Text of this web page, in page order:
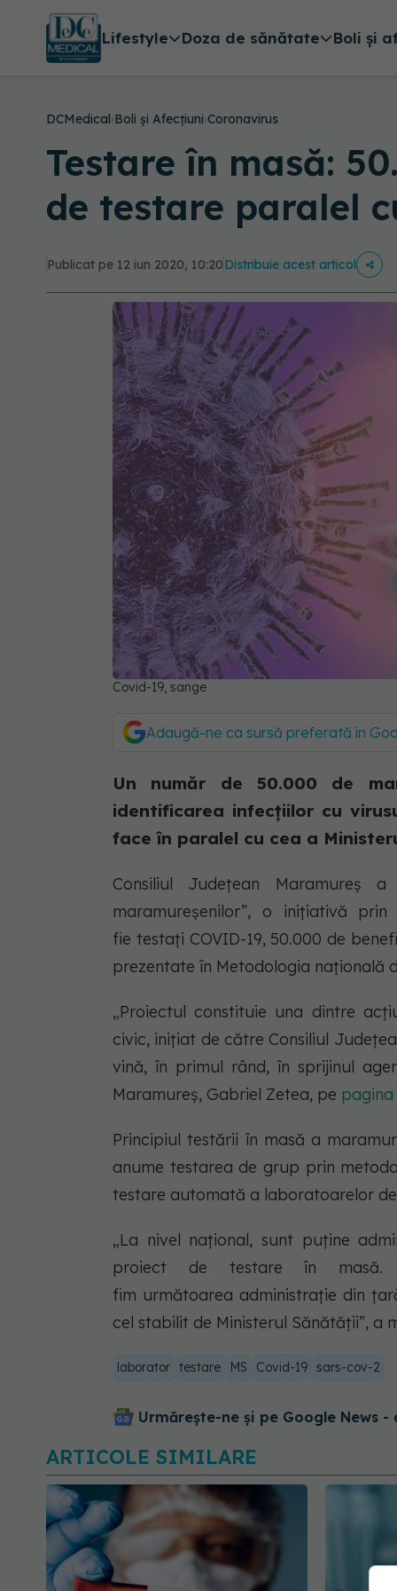
Lifestyle Doza de sănătate Boli și
DCMedical›Boli și Afecțiuni›Coronavirus
Testare în masă:
de testare paralel
Publicat pe 12 iun 2020, 10:20Distribuie acest articol
Covid-19, sange
Adaugă-ne ca sursă preferată în
Un număr de 50.000 de
identificarea infecțiilor cu
face în paralel cu cea a
Consiliul Județean Maramureș
maramureșenilor”, o inițiativă
fie testați COVID-19, 50.000 de
prezentate în Metodologia națională
„Proiectul constituie una dintre
civic, inițiat de către Consiliul
vină, în primul rând, în sprijinul
Maramureș, Gabriel Zetea, pe pagina
Principiul testării în masă a
anume testarea de grup prin
testare automată a laboratoarelor
„La nivel național, sunt puține
proiect de testare în
fim următoarea administrație din
cel stabilit de Ministerul Sănătății”, a
laborator testare MS Covid-19 sars-cov-2
Urmărește-ne și pe Google News -
ARTICOLE SIMILARE